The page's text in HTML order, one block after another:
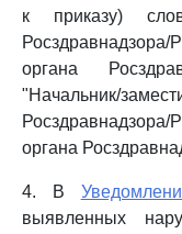
к приказу)
органа
"Начальник/
органа
4. В
выявленных